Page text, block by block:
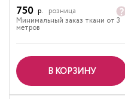
750 р.
розница
Минимальный заказ ткани от 3
метров
В КОРЗИНУ